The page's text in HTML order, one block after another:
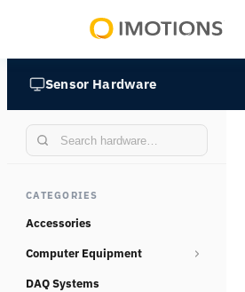
Sensor Hardware
CATEGORIES
Accessories
Computer Equipment
Webcams
DAQ Systems